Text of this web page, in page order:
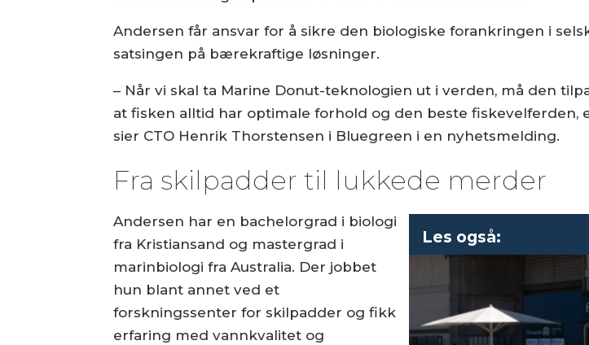
Andersen får ansvar for å sikre den biologiske forankringen i
satsingen på bærekraftige løsninger.
– Når vi skal ta Marine Donut-teknologien ut i verden, må den
at fisken alltid har optimale forhold og den beste
sier CTO Henrik Thorstensen i Bluegreen i en nyhetsmelding.
Fra skilpadder til lukkede merder
Les også:
Andersen har en bachelorgrad i biologi
fra Kristiansand og mastergrad i
marinbiologi fra Australia. Der jobbet
hun blant annet ved et
forskningssenter for skilpadder og fikk
erfaring med vannkvalitet og